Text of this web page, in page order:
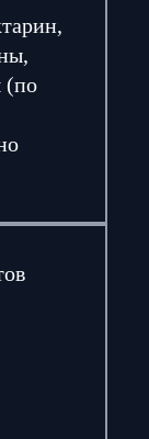
(по